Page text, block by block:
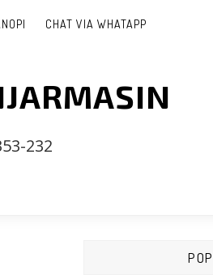
CHAT VIA WHATAPP
232